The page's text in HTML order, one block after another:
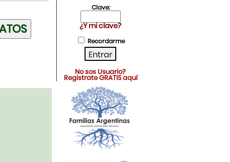
Clave:
¿Y mi clave?
Recordarme
No sos Usuario?
Registrate GRATIS aquí